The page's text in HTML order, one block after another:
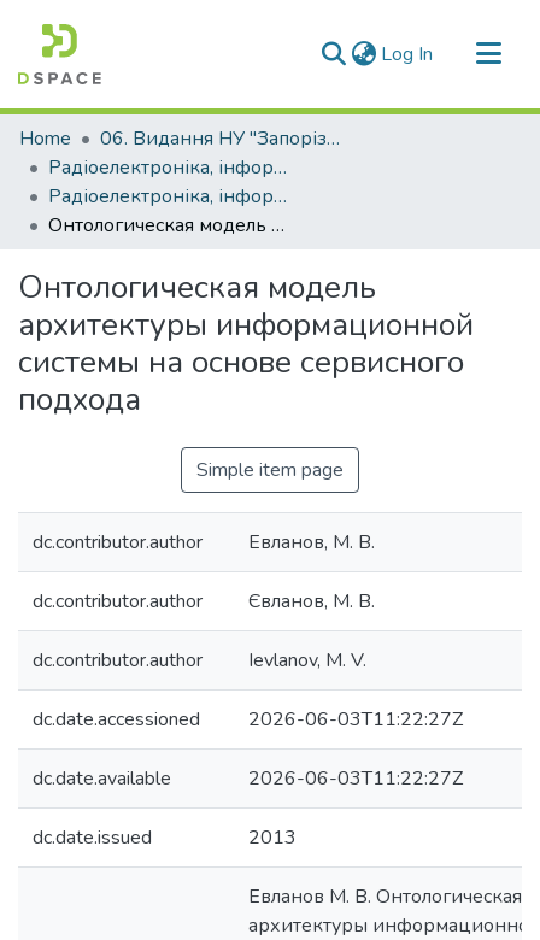
Log In (current)
Communities & Collections
All of DSpace
Statistics
Home
06. Видання НУ "Запорізька політехніка"
Радіоелектроніка, інформатика, управління (РІУ)
Радіоелектроніка, інформатика, управління - 2013, №2 (29)
Онтологическая модель архитектуры информационной системы на основе сервисного подхода
Онтологическая модель
архитектуры информационной
системы на основе сервисного
подхода
Simple item page
dc.contributor.author Евланов, М. В.
dc.contributor.author Євланов, М. В.
dc.contributor.author Ievlanov, M. V.
dc.date.accessioned 2026-06-03T11:22:27Z
dc.date.available 2026-06-03T11:22:27Z
dc.date.issued 2013
Евланов М. В. Онтологическая
архитектуры